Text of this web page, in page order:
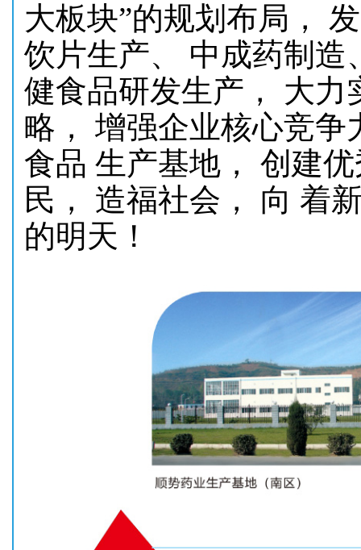
大板块”的规划布局，
饮片生产、 中成药制造
健食品研发生产， 大力
略， 增强企业核心竞
食品 生产基地， 创建
民， 造福社会， 向 着
的明天！